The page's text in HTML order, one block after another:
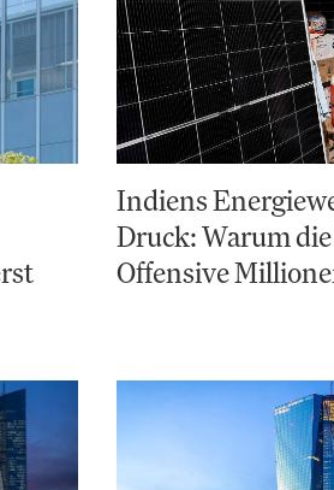
Indiens
Druck: Warum
Offensive